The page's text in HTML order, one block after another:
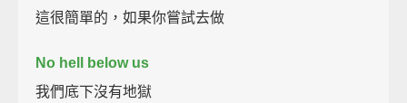
這很簡單的，如果你嘗試去做
No hell below us
我們底下沒有地獄